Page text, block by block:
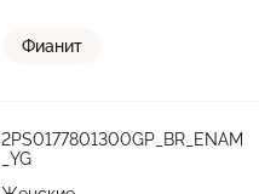
Фианит
2PS0177801300GP_BR_ENAM
_YG